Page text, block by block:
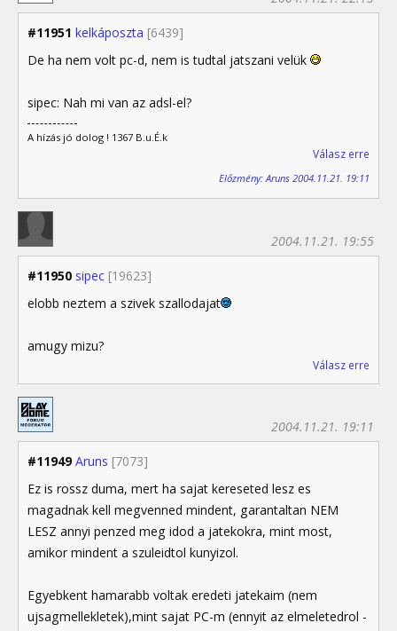
#11951 kelkáposzta [6439]
De ha nem volt pc-d, nem is tudtal jatszani velük
sipec: Nah mi van az adsl-el?
A hízás jó dolog ! 1367 B.u.É.k
Válasz erre
Előzmény: Aruns 2004.11.21. 19:11
#11950 sipec [19623]
2004.11.21. 19:55
elobb neztem a szivek szallodajat
amugy mizu?
Válasz erre
#11949 Aruns [7073]
2004.11.21. 19:11
Ez is rossz duma, mert ha sajat kereseted lesz es
magadnak kell megvenned mindent, garantaltan NEM
LESZ annyi penzed meg idod a jatekokra, mint most,
amikor mindent a szuleidtol kunyizol.
Egyebkent hamarabb voltak eredeti jatekaim (nem
ujsagmellekletek),mint sajat PC-m (ennyit az elmeletedrol -